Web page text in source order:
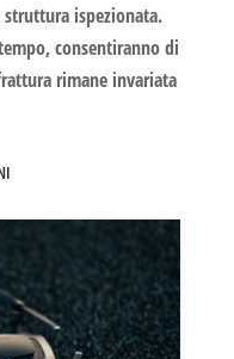
ispezionata.
consentiranno di
rimane invariata